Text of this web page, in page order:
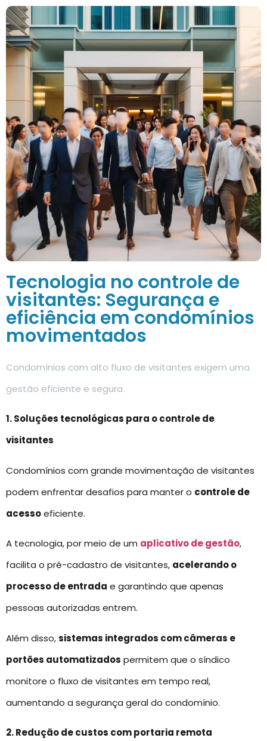
Tecnologia no controle de
visitantes: Segurança e
eficiência em condomínios
movimentados
Condomínios com alto fluxo de visitantes exigem uma
gestão eficiente e segura.
1. Soluções tecnológicas para o controle de
visitantes
Condomínios com grande movimentação de visitantes
podem enfrentar desafios para manter o controle de
acessoeficiente.
A tecnologia, por meio de um aplicativo de gestão,
facilita o pré-cadastro de visitantes, acelerando o
processo de entrada e garantindo que apenas
pessoas autorizadas entrem.
Além disso,sistemas integrados com câmeras e
portões automatizados permitem que o síndico
monitore o fluxo de visitantes em tempo real,
aumentando a segurança geral do condomínio.
2. Redução de custos com portaria remota